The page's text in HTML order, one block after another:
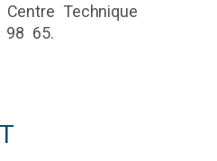
Technique
65.